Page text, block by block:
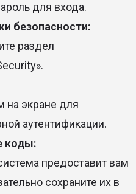
для входа.
безопасности:
раздел
на экране для
аутентификации.
коды:
предоставит вам
сохраните их в